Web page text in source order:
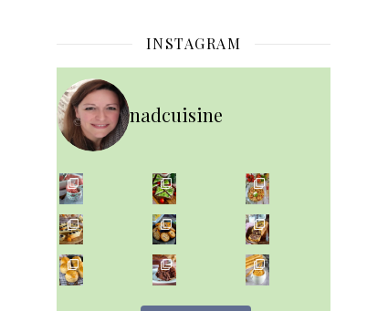
INSTAGRAM
nadcuisine
~ NICE CREAM À LA FRAISE ~
Presque un mois que
~ SALADE DE PÂTES AUX DEUX TOMATES THON ET BURRA
~ FINANCIERS MYRTILLES ET CITRON ~
Aujourd'hu
~ BUNS MAISON ~
Un peu de boulange par ici au
~ GÂTEAU FONDANT CHOCO NOISETTE ~
C'est lundi